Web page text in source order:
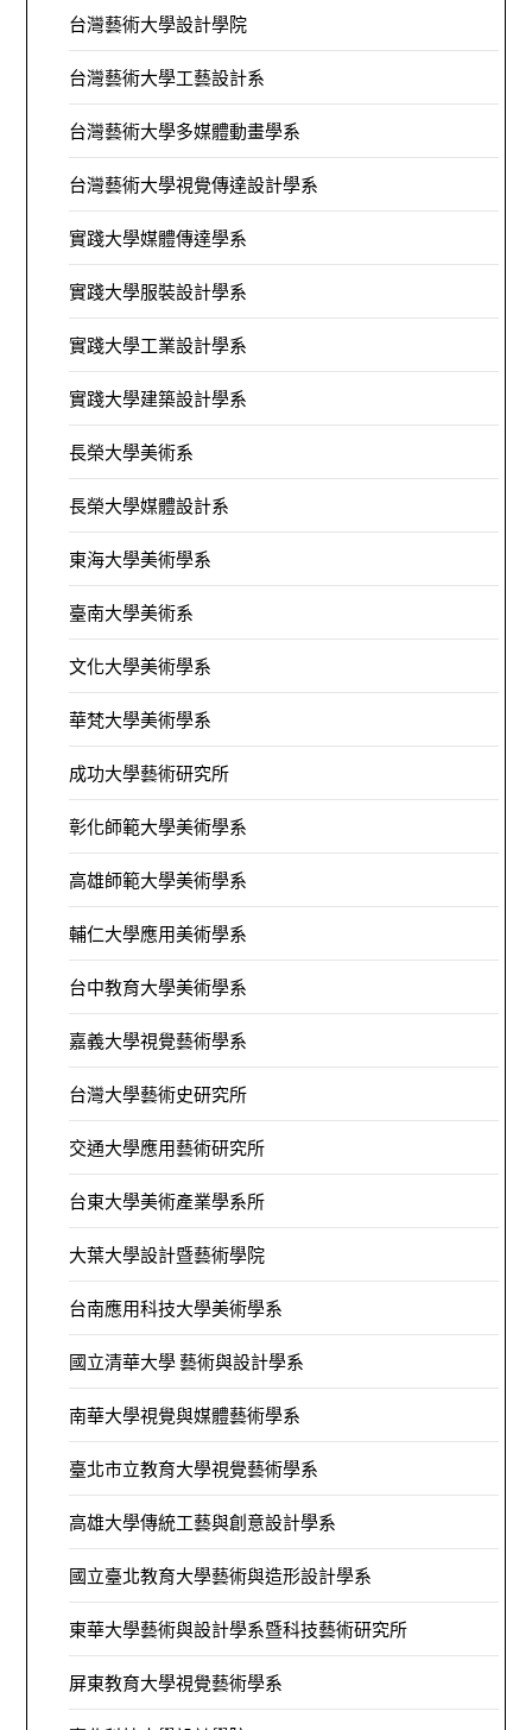
台灣藝術大學設計學院
台灣藝術大學工藝設計系
台灣藝術大學多媒體動畫學系
台灣藝術大學視覺傳達設計學系
實踐大學媒體傳達學系
實踐大學服裝設計學系
實踐大學工業設計學系
實踐大學建築設計學系
長榮大學美術系
長榮大學媒體設計系
東海大學美術學系
臺南大學美術系
文化大學美術學系
華梵大學美術學系
成功大學藝術研究所
彰化師範大學美術學系
高雄師範大學美術學系
輔仁大學應用美術學系
台中教育大學美術學系
嘉義大學視覺藝術學系
台灣大學藝術史研究所
交通大學應用藝術研究所
台東大學美術產業學系所
大葉大學設計暨藝術學院
台南應用科技大學美術學系
國立清華大學 藝術與設計學系
南華大學視覺與媒體藝術學系
臺北市立教育大學視覺藝術學系
高雄大學傳統工藝與創意設計學系
國立臺北教育大學藝術與造形設計學系
東華大學藝術與設計學系暨科技藝術研究所
屏東教育大學視覺藝術學系